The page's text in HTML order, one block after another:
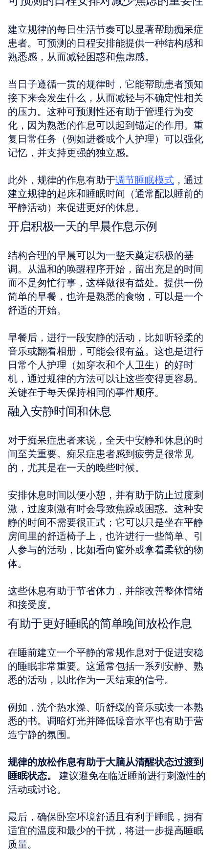
建立规律的每日生活节奏可以显著帮助痴呆症
患者。可预测的日程安排能提供一种结构感和
熟悉感，从而减轻困惑和焦虑感。
当日子遵循一贯的规律时，它能帮助患者预知
接下来会发生什么，从而减轻与不确定性相关
的压力。这种可预测性还有助于管理行为变
化，因为熟悉的作息可以起到锚定的作用。重
复日常任务（例如进餐或个人护理）可以强化
记忆，并支持更强的独立感。
此外，规律的作息有助于调节睡眠模式 ，通过
建立规律的起床和睡眠时间（通常配以睡前的
平静活动）来促进更好的休息。
开启积极一天的早晨作息示例
结构合理的早晨可以为一整天奠定积极的基
调。从温和的唤醒程序开始，留出充足的时间
而不是匆忙行事，这样做很有益处。提供一份
简单的早餐，也许是熟悉的食物，可以是一个
舒适的开始。
早餐后，进行一段安静的活动，比如听轻柔的
音乐或翻看相册，可能会很有益。这也是进行
日常个人护理（如穿衣和个人卫生）的好时
机，通过规律的方法可以让这些变得更容易。
关键在于每天保持相同的事件顺序。
融入安静时间和休息
对于痴呆症患者来说，全天中安静和休息的时
间至关重要。痴呆症患者感到疲劳是很常见
的，尤其是在一天的晚些时候。
安排休息时间以便小憩，并有助于防止过度刺
激，过度刺激有时会导致焦躁或困惑。这种安
静的时间不需要很正式；它可以只是坐在平静
房间里的舒适椅子上，也许进行一些简单、引
人参与的活动，比如看向窗外或拿着柔软的物
体。
这些休息有助于节省体力，并能改善整体情绪
和接受度。
有助于更好睡眠的简单晚间放松作息
在睡前建立一个平静的常规作息对于促进安稳
的睡眠非常重要。这通常包括一系列安静、熟
悉的活动，以此作为一天结束的信号。
例如，洗个热水澡、听舒缓的音乐或读一本熟
悉的书。调暗灯光并降低噪音水平也有助于营
造宁静的氛围。
规律的放松作息有助于大脑从清醒状态过渡到
睡眠状态。
建议避免在临近睡前进行刺激性的
活动或讨论。
最后，确保卧室环境舒适且有利于睡眠，拥有
适宜的温度和最少的干扰，将进一步提高睡眠
质量。